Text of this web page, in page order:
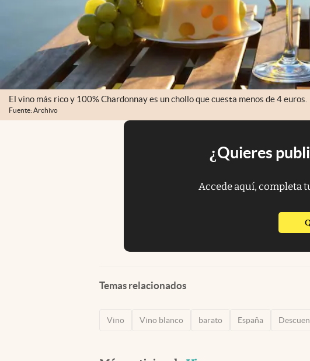
El vino más rico y 100% Chardonnay es un chollo que cuesta menos de 4 euros.
Fuente: Archivo
¿Quieres
Accede aquí, completa
Temas relacionados
Vino Vino blanco barato España